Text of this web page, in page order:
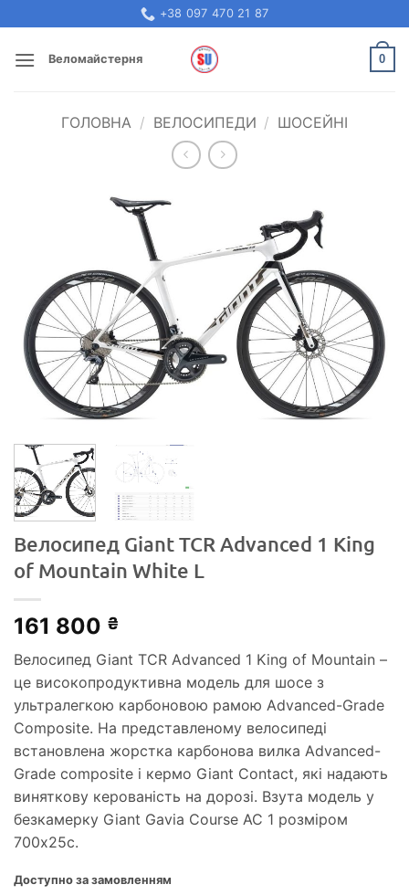
to
content
+38 097 470 21 87
Веломайстерня 0
ГОЛОВНА / ВЕЛОСИПЕДИ / ШОСЕЙНІ
Велосипед Giant TCR Advanced 1 King
of Mountain White L
161 800 ₴
Велосипед Giant TCR Advanced 1 King of Mountain –
це високопродуктивна модель для шосе з
ультралегкою карбоновою рамою Advanced-Grade
Composite. На представленому велосипеді
встановлена жорстка карбонова вилка Advanced-
Grade composite і кермо Giant Contact, які надають
виняткову керованість на дорозі. Взута модель у
безкамерку Giant Gavia Course AC 1 розміром
700x25c.
Доступно за замовленням